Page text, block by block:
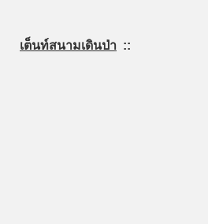
เต็นท์สนามเดินป่า ::